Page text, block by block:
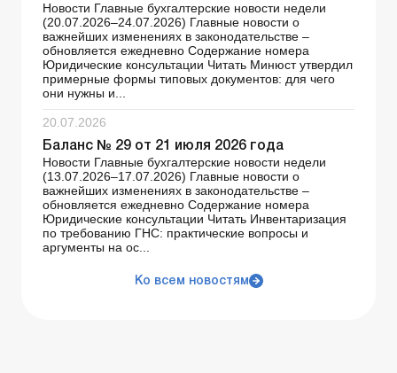
Новости Главные бухгалтерские новости недели
(20.07.2026–24.07.2026) Главные новости о
важнейших изменениях в законодательстве –
обновляется ежедневно Содержание номера
Юридические консультации Читать Минюст утвердил
примерные формы типовых документов: для чего
они нужны и...
20.07.2026
Баланс № 29 от 21 июля 2026 года
Новости Главные бухгалтерские новости недели
(13.07.2026–17.07.2026) Главные новости о
важнейших изменениях в законодательстве –
обновляется ежедневно Содержание номера
Юридические консультации Читать Инвентаризация
по требованию ГНС: практические вопросы и
аргументы на ос...
Ко всем новостям